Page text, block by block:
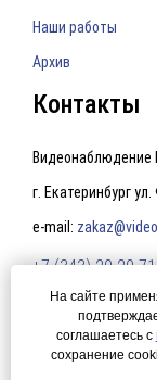
Наши работы
Архив
Контакты
Видеонаблюдение
г. Екатеринбург
e-mail:
+7 (343) 20-20-
На сайте
соглашаетесь с
сохранение